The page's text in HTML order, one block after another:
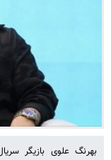
بهرنگ علوی بازیگر